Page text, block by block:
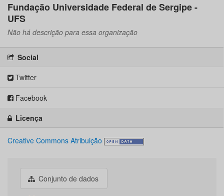
Fundação Universidade Federal de Sergipe -
UFS
Não há descrição para essa organização
Social
Twitter
Facebook
Licença
Creative Commons Atribuição
Conjunto de dados